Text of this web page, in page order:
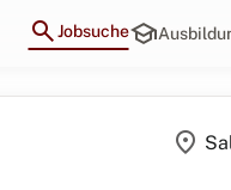
searchJobsucheschool
location_on